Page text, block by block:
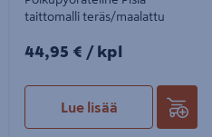
taittomalli teräs/maalattu
44,95€/kpl
44,95 € / kpl
Lue lisää